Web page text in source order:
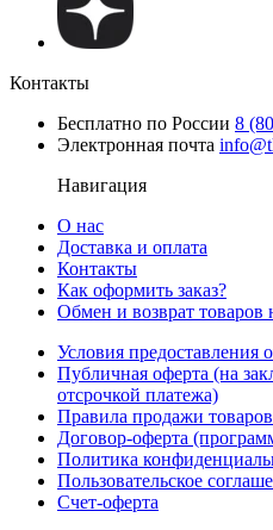
Контакты
Бесплатно по России 8
Электронная почта
Навигация
О нас
Доставка и оплата
Контакты
Как оформить заказ?
Обмен и возврат товаров
Условия предоставления
Публичная оферта (на
отсрочкой платежа)
Правила продажи
Договор-оферта
Политика
Пользовательское
Счет-оферта